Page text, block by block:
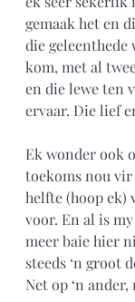
gemaak het en
die geleenthede
kom, met al
en die lewe ten
ervaar. Die lief
Ek wonder ook
toekoms nou
helfte (hoop ek)
voor. En al is
meer baie hier
steeds ‘n groot
Net op ‘n